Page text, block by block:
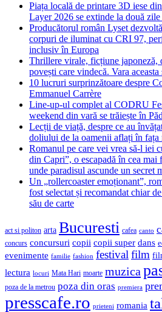
Piața locală de printare 3D iese
Layer 2026 se extinde la două
Producătorul român Lyset
corpuri de iluminat cu CRI 97,
inclusiv în Europa
Thrillere virale, ficțiune japoneză,
povești care vindecă. Vara
10 lucruri surprinzătoare despre
Emmanuel Carrère
Line-up-ul complet al CODRU
weekend din vară se trăiește în
Lecții de viață, despre ce au
doliului de la oamenii aflați în fața
Romanul pe care vei vrea să-l iei
din Capri”, o escapadă în cea mai
unde paradisul ascunde un secret
Un „rollercoaster emoționant”,
fost selectat și recomandat chiar
său de carte
act si politon arta Bucuresti cafea canto
concurs concursuri copii copii super dans
evenimente familie fashion festivalfilm
lectura locuri Mata Hari moarte muzica
poza de la metrou poza din oras premiera
presscafe.ro prieteni romania